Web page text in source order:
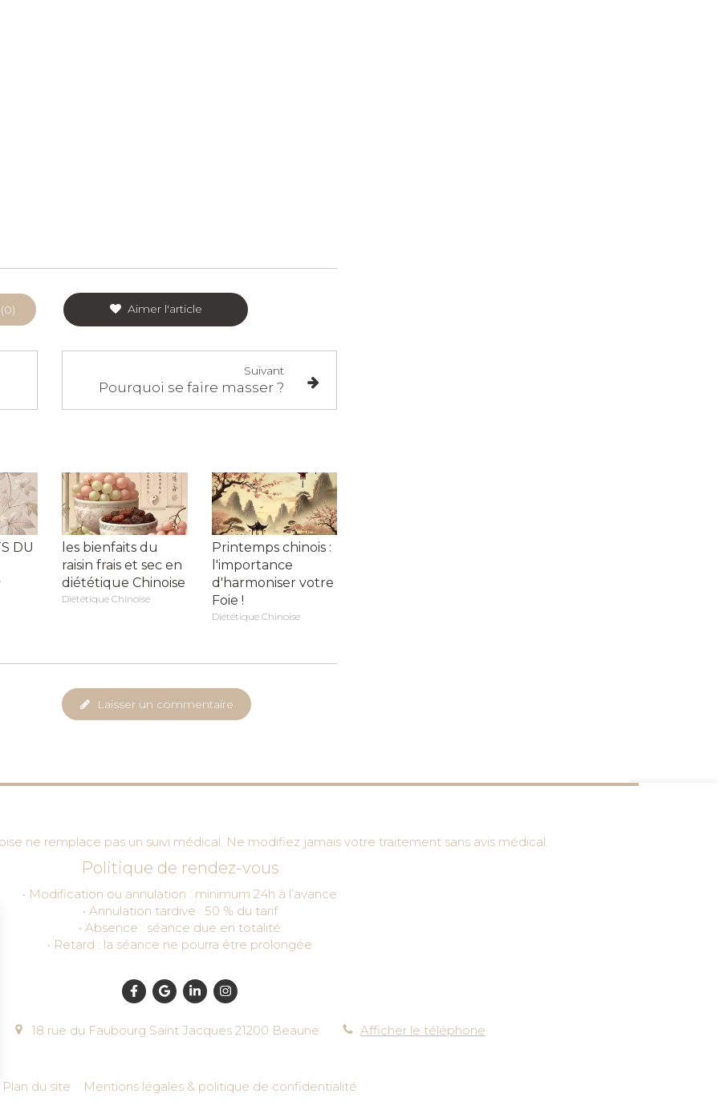
Aimer l'article
Suivant
Pourquoi se faire masser ?
DU
les bienfaits du
raisin frais et sec en
diététique Chinoise
Diététique Chinoise
Printemps chinois :
l'importance
d'harmoniser votre
Foie !
Diététique Chinoise
Laisser un commentaire
ne remplace pas un suivi médical. Ne modifiez jamais votre traitement sans avis médical.
Politique de rendez-vous
• Modification ou annulation : minimum 24h à l’avance
• Annulation tardive : 50 % du tarif
• Absence : séance due en totalité
• Retard : la séance ne pourra être prolongée
18 rue du Faubourg Saint Jacques 21200 Beaune Afficher le téléphone
Plan du site Mentions légales & politique de confidentialité